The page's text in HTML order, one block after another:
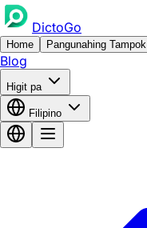
DictoGo
Home Pangunahing Tampok
Blog
Higit pa
Filipino